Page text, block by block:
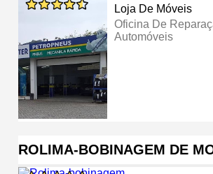
Loja De Móveis
Oficina De
Automóveis
ROLIMA-BOBINAGEM DE